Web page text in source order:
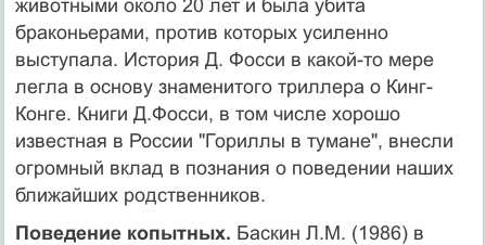
животными около 20 лет и была убита
браконьерами, против которых усиленно
выступала. История Д. Фосси в какой-то мере
легла в основу знаменитого триллера о Кинг-
Конге. Книги Д.Фосси, в том числе хорошо
известная в России "Гориллы в тумане", внесли
огромный вклад в познания о поведении наших
ближайших родственников.
Поведение копытных. Баскин Л.М. (1986) в